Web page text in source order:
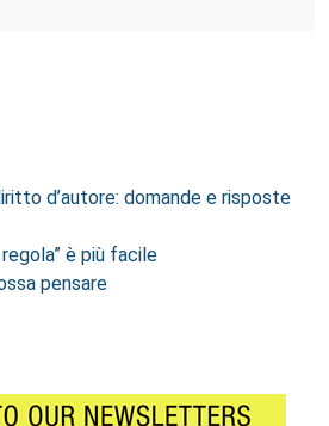
d’autore: domande e risposte
è più facile
pensare